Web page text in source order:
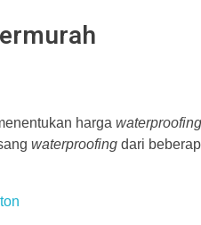
harga waterproofing
waterproofing dari